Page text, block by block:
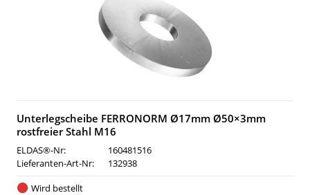
Unterlegscheibe FERRONORM Ø17mm Ø50×3mm
rostfreier Stahl M16
ELDAS®-Nr:
160481516
Lieferanten-Art-Nr:
132938
Wird bestellt